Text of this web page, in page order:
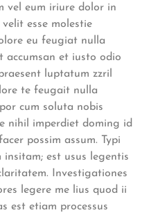
vel eum iriure dolor in
esse molestie
eu feugiat nulla
accumsan et iusto odio
luptatum zzril
te feugait nulla
cum soluta nobis
nihil imperdiet doming id
possim assum. Typi
est usus legentis
Investigationes
legere me lius quod ii
est etiam processus